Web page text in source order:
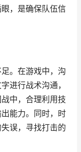
，是确保队伍信
。在游戏中，沟
进行战术沟通，
中，合理利用技
能力。同时，时
误，寻找打击的